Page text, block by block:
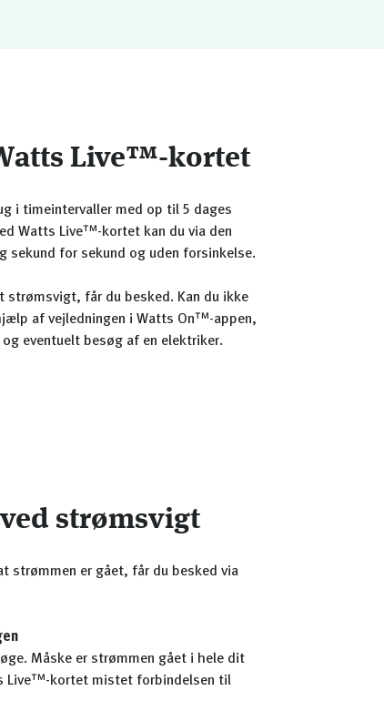
Live™-kortet
i timeintervaller med op til 5 dages
Watts Live™-kortet kan du via den
sekund for sekund og uden forsinkelse.
får du besked. Kan du ikke
af vejledningen i Watts On™-appen,
eventuelt besøg af en elektriker.
strømsvigt
strømmen er gået, får du besked via
Måske er strømmen gået i hele dit
Live™-kortet mistet forbindelsen til